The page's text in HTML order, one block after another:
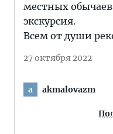
местных
экскурсия.
Всем от души
27 октября 2022
a akmalovazm